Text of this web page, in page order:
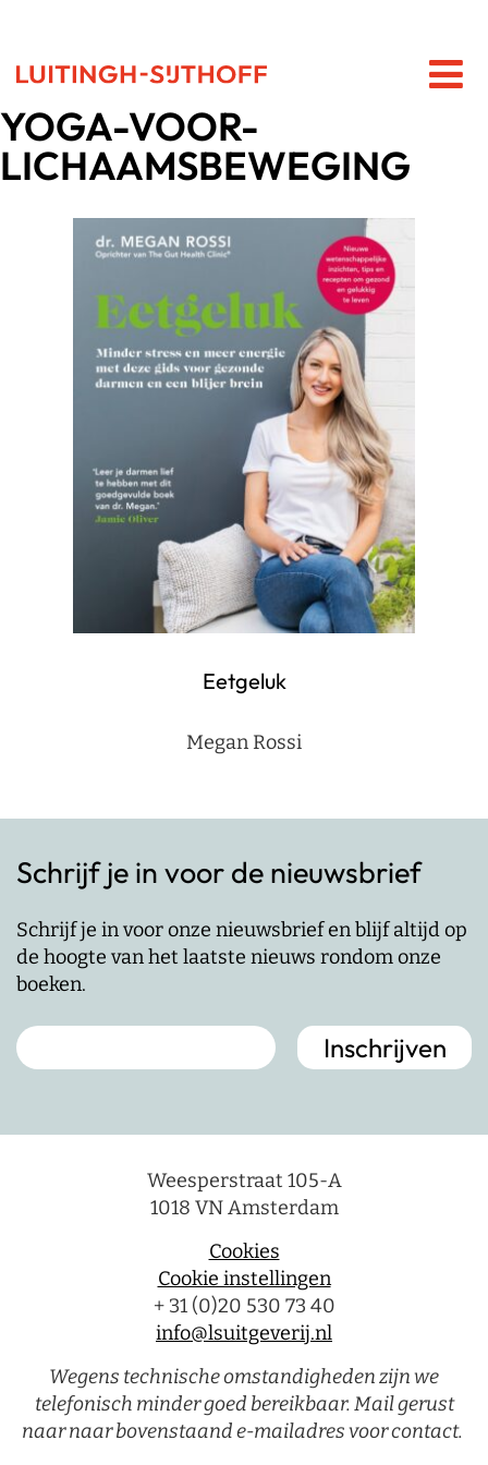
YOGA-VOOR-
LICHAAMSBEWEGING
Eetgeluk
Megan Rossi
Schrijf je in voor de nieuwsbrief
Schrijf je in voor onze nieuwsbrief en blijf altijd op
de hoogte van het laatste nieuws rondom onze
boeken.
Weesperstraat 105-A
1018 VN Amsterdam
Cookies
Cookie instellingen
+ 31 (0)20 530 73 40
info@lsuitgeverij.nl
Wegens technische omstandigheden zijn we
telefonisch minder goed bereikbaar. Mail gerust
naar naar bovenstaand e-mailadres voor contact.